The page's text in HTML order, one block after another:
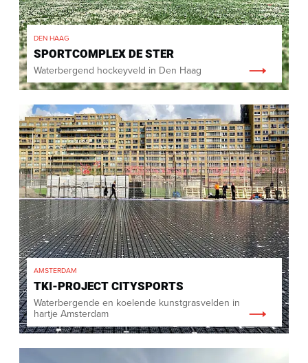
DEN HAAG
SPORTCOMPLEX DE STER
Waterbergend hockeyveld in Den Haag
AMSTERDAM
TKI-PROJECT CITYSPORTS
Waterbergende en koelende kunstgrasvelden in
hartje Amsterdam